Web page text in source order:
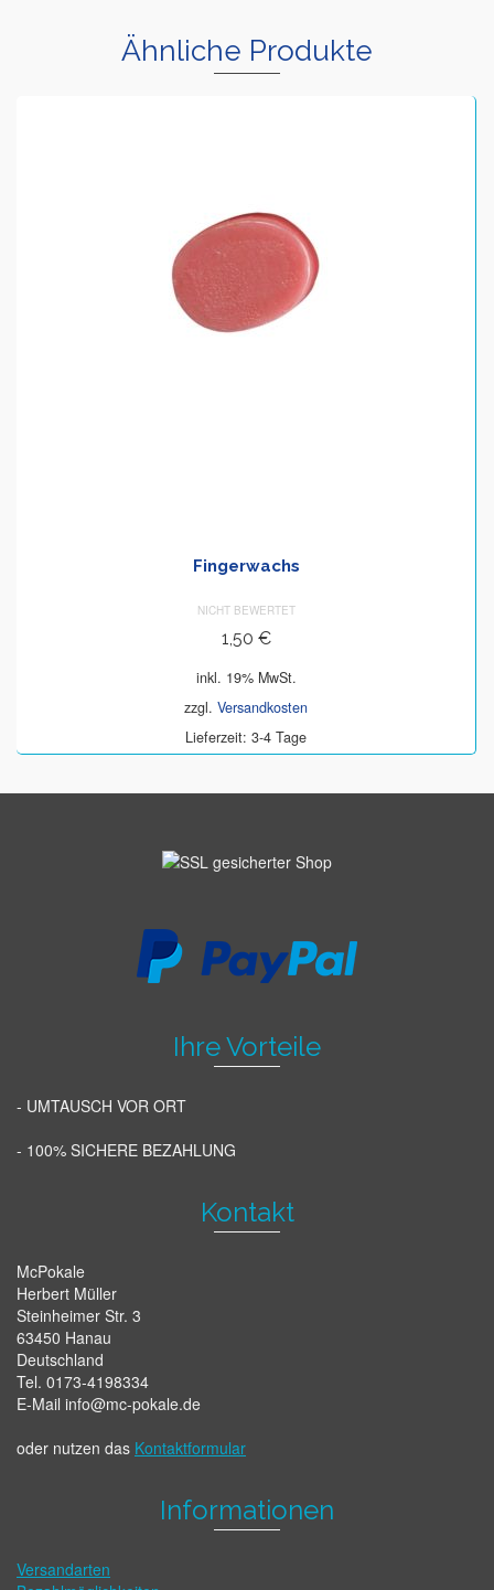
Ähnliche Produkte
Fingerwachs
NICHT BEWERTET
1,50 €
inkl. 19% MwSt.
zzgl. Versandkosten
Lieferzeit: 3-4 Tage
Ihre Vorteile
- UMTAUSCH VOR ORT
- 100% SICHERE BEZAHLUNG
Kontakt
McPokale
Herbert Müller
Steinheimer Str. 3
63450 Hanau
Deutschland
Tel. 0173-4198334
E-Mail info@mc-pokale.de
oder nutzen das Kontaktformular
Informationen
Versandarten